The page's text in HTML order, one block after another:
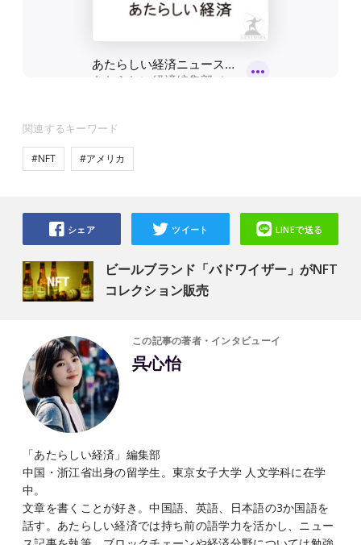
関連するキーワード
#NFT #アメリカ
ビールブランド「バドワイザー」がNFT
コレクション販売
シェア ツイート LINEで送る
この記事の著者・インタビューイ
呉心怡
「あたらしい経済」編集部
中国・浙江省出身の留学生。東京女子大学 人文学科に在学
中。
文章を書くことが好き。中国語、英語、日本語の3か国語を
話す。あたらしい経済では持ち前の語学力を活かし、ニュー